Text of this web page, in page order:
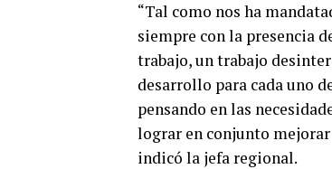
“Tal como nos ha
siempre con la presencia
trabajo, un trabajo
desarrollo para cada uno
pensando en las
lograr en conjunto
indicó la jefa regional.